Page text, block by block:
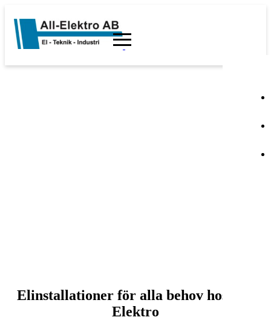
Elinstallationer för alla behov hos All-
Elektro